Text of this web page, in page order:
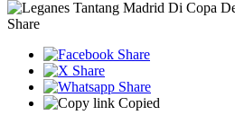
Share
Copied